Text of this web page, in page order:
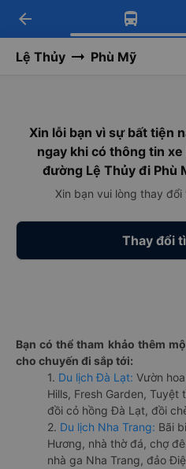
Tải app Vexere
Nhận ưu đãi thành
Tải app Vexere
-30k/ghế khi đặt
arrow_back
Lệ Thủy Phù Mỹ
Xin lỗi bạn vì sự bất tiện
ngay khi có thông tin
đường Lệ Thủy đi Phù
Xin bạn vui lòng thay
Thay đổi
Bạn có thể tham khảo thêm
cho chuyến đi sắp tới:
1. Du lịch Đà Lạt: Vườn
Hills, Fresh Garden,
đồi cỏ hồng Đà Lạt, đồi
2. Du lịch Nha Trang: Bãi
Hương, nhà thờ đá, chợ
nhà ga Nha Trang, đảo